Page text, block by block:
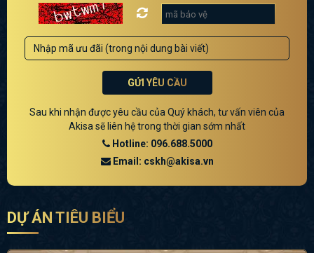
GỬI YÊU CẦU
Sau khi nhận được yêu cầu của Quý khách, tư vấn viên của
Akisa sẽ liên hệ trong thời gian sớm nhất
Hotline: 096.688.5000
Email: cskh@akisa.vn
DỰ ÁN TIÊU BIỂU